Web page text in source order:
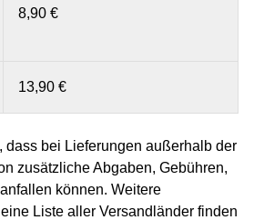
8,90 €
13,90 €
dass bei Lieferungen außerhalb der
zusätzliche Abgaben, Gebühren,
können. Weitere
Liste aller Versandländer finden